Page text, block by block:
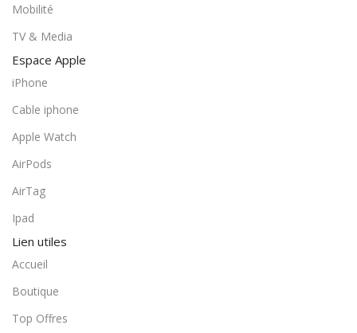
Mobilité
TV & Media
Espace Apple
iPhone
Cable iphone
Apple Watch
AirPods
AirTag
Ipad
Lien utiles
Accueil
Boutique
Top Offres